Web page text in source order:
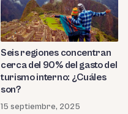
Seis regiones concentran
cerca del 90% del gasto del
turismo interno: ¿Cuáles
son?
15 septiembre, 2025